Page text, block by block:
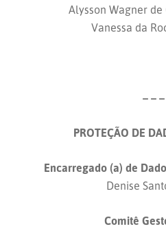
Alysson Wagner
Vanessa da
– – –
PROTEÇÃO DE
Encarregado (a) de
Denise
Comitê